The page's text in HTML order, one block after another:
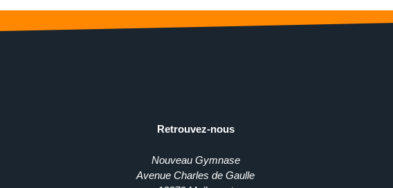
Retrouvez-nous
Nouveau Gymnase
Avenue Charles de Gaulle